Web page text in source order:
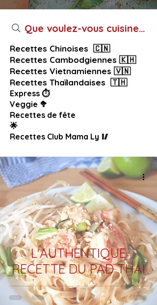
Que voulez-vous cuisiner
Recettes Chinoises 🇨🇳
Recettes Cambodgiennes 🇰🇭
Recettes Vietnamiennes 🇻🇳
Recettes Thaïlandaises 🇹🇭
Express ⏱️
Veggie 🥦
Recettes de fête
🌟
Recettes Club Mama Ly 🥢
L'AUTHENTIQUE
RECETTE DU PAD THAI